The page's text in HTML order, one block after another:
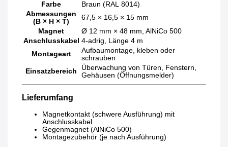
Farbe
Braun (RAL 8014)
Abmessungen
(B × H × T)
67,5 × 16,5 × 15 mm
Magnet
Ø 12 mm × 48 mm, AlNiCo 500
Anschlusskabel 4-adrig, Länge 4 m
Montageart
Aufbaumontage, kleben oder
schrauben
Einsatzbereich
Überwachung von Türen, Fenstern,
Gehäusen (Öffnungsmelder)
Lieferumfang
Magnetkontakt (schwere Ausführung) mit
Anschlusskabel
Gegenmagnet (AlNiCo 500)
Montagezubehör (je nach Ausführung)